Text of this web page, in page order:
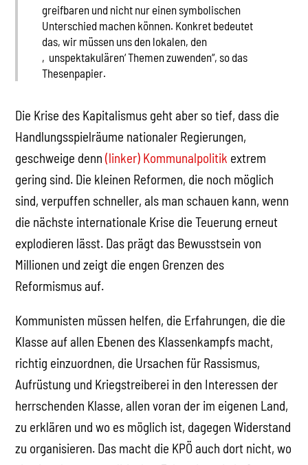
greifbaren und nicht nur einen symbolischen
Unterschied machen können. Konkret bedeutet
das, wir müssen uns den lokalen, den
‚unspektakulären‘ Themen zuwenden“, so das
Thesenpapier.
Die Krise des Kapitalismus geht aber so tief, dass die
Handlungsspielräume nationaler Regierungen,
geschweige denn(linker) Kommunalpolitik extrem
gering sind. Die kleinen Reformen, die noch möglich
sind, verpuffen schneller, als man schauen kann, wenn
die nächste internationale Krise die Teuerung erneut
explodieren lässt. Das prägt das Bewusstsein von
Millionen und zeigt die engen Grenzen des
Reformismus auf.
Kommunisten müssen helfen, die Erfahrungen, die die
Klasse auf allen Ebenen des Klassenkampfs macht,
richtig einzuordnen, die Ursachen für Rassismus,
Aufrüstung und Kriegstreiberei in den Interessen der
herrschenden Klasse, allen voran der im eigenen Land,
zu erklären und wo es möglich ist, dagegen Widerstand
zu organisieren. Das macht die KPÖ auch dort nicht, wo